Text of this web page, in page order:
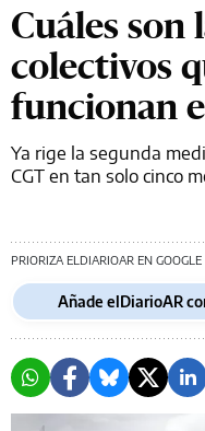
Cuáles son
colectivos
funcionan
Ya rige la segunda
CGT en tan solo cinco
PRIORIZA ELDIARIOAR EN GOOGLE
Añade elDiarioAR